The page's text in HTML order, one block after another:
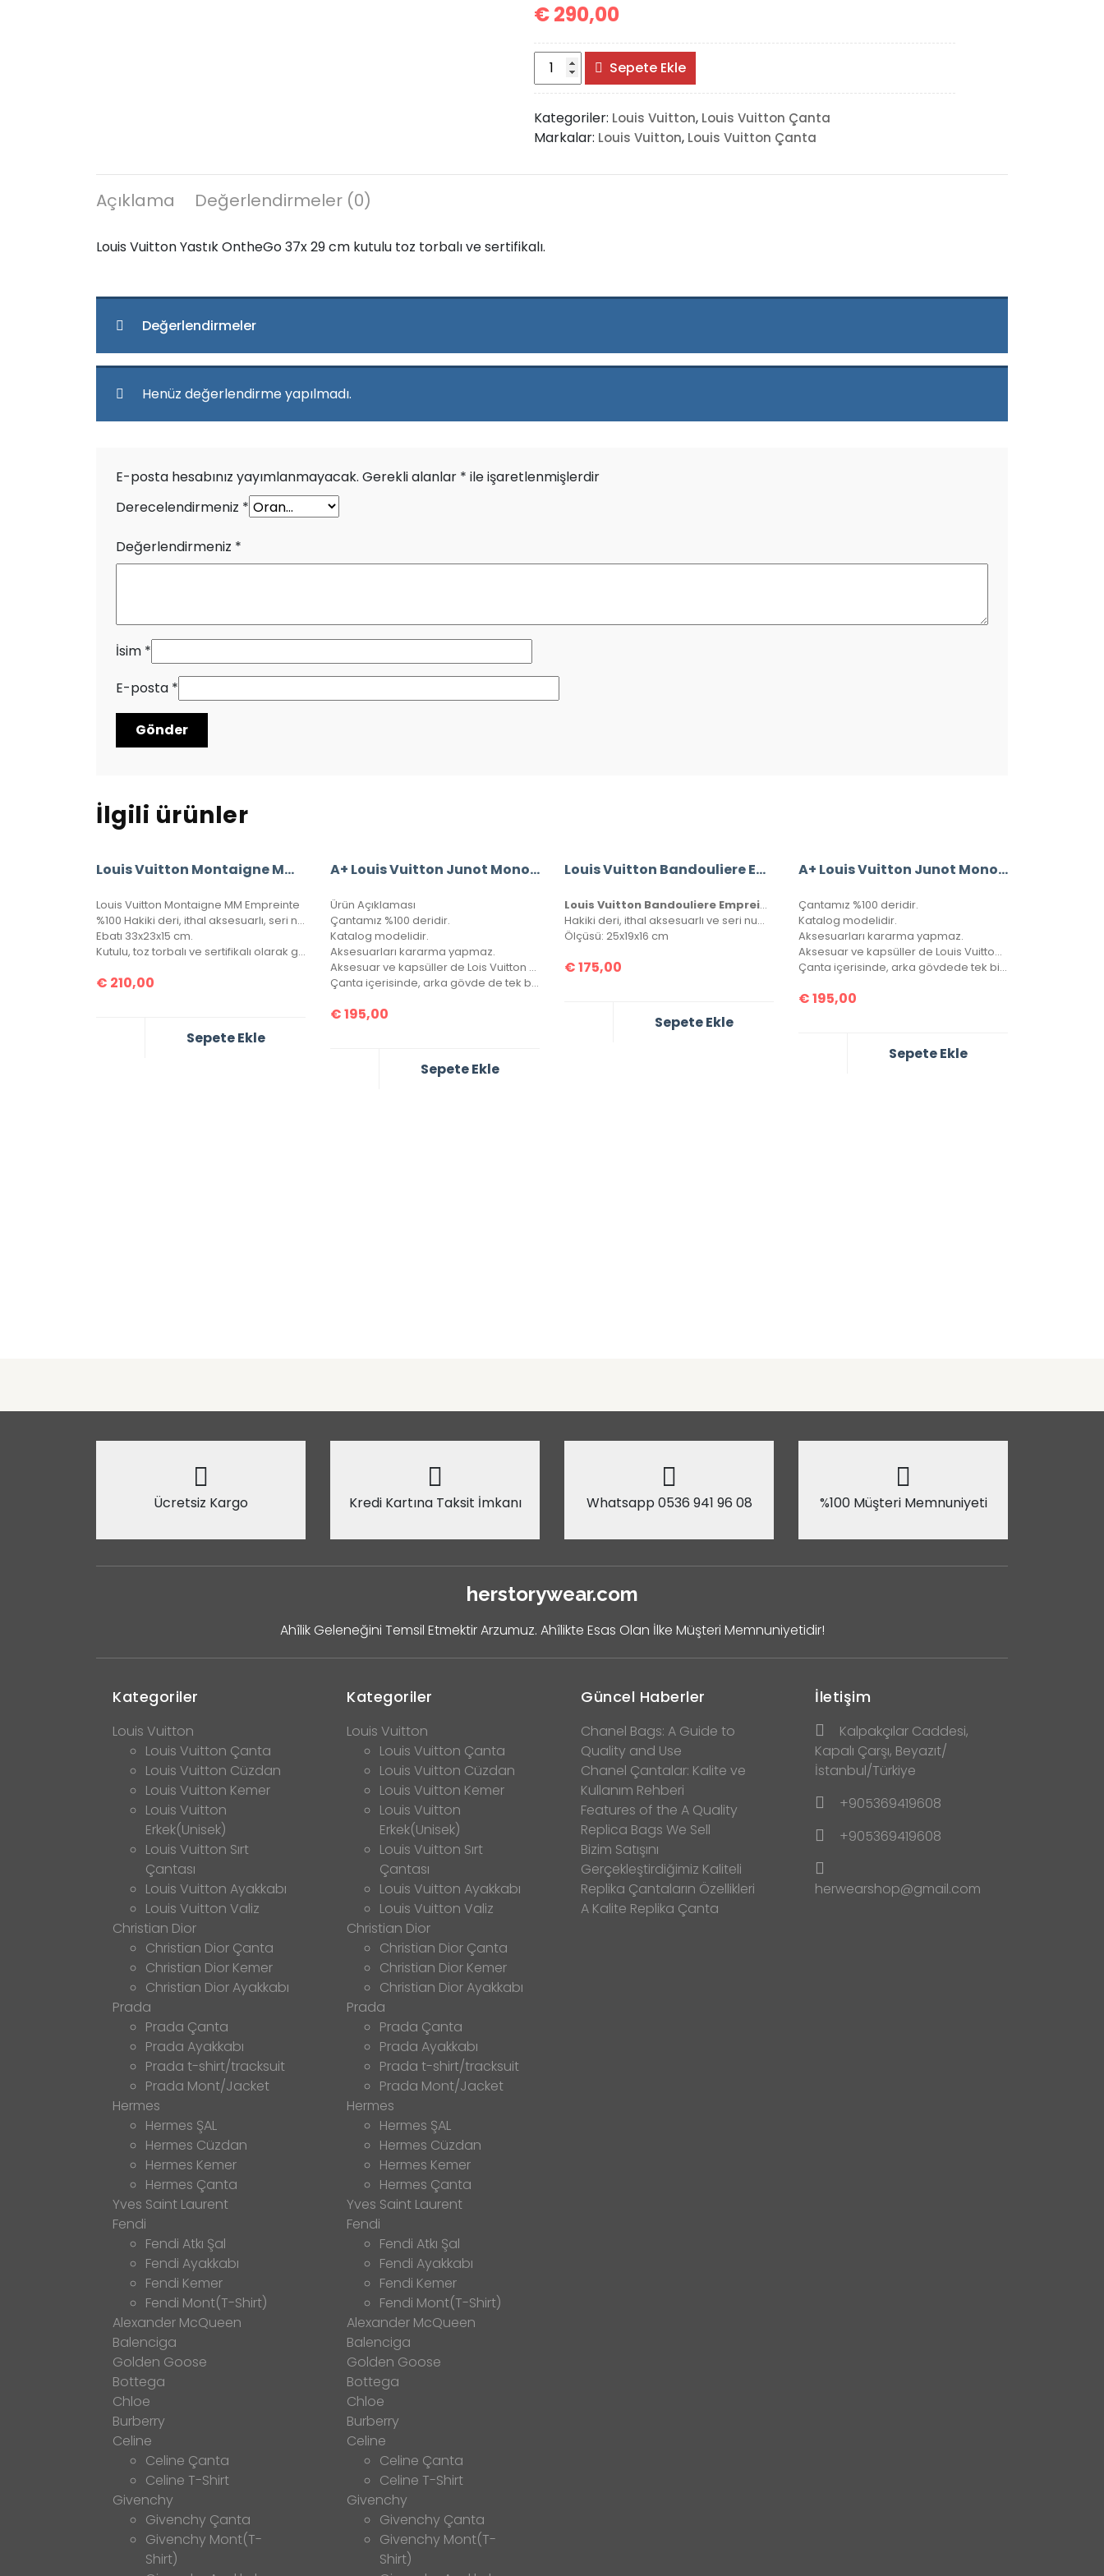
€290,00
Louis
Vuitton
Yastık
OntheGo
adet
Sepete Ekle
Kategoriler: Louis Vuitton, Louis Vuitton Çanta
Markalar: Louis Vuitton, Louis Vuitton Çanta
Açıklama Değerlendirmeler (0)
Louis Vuitton Yastık OntheGo 37x 29 cm kutulu toz torbalı ve sertifikalı.
Değerlendirmeler
Henüz değerlendirme yapılmadı.
E-posta hesabınız yayımlanmayacak. Gerekli alanlar * ile işaretlenmişlerdir
Derecelendirmeniz *
Değerlendirmeniz *
İsim *
E-posta *
İlgili ürünler
Louis Vuitton Montaigne MM Empreinte
Louis Vuitton Montaigne MM Empreinte
%100 Hakiki deri, ithal aksesuarlı, seri numaralı birebir üründür.
Ebatı 33x23x15 cm.
Kutulu, toz torbalı ve sertifikalı olarak gönderilecektir.
€ 210,00
Sepete Ekle
A+ Louis Vuitton Junot Monogram Empreinte Leather
Ürün Açıklaması
Çantamız %100 deridir.
Katalog modelidir.
Aksesuarları kararma yapmaz.
Aksesuar ve kapsüller de Lois Vuitton yazısı mevcuttur.
Çanta içerisinde, arka gövde de tek bir göz bulunmaktadır.
€195,00
Sepete Ekle
Louis Vuitton Bandouliere Empreinte Speedy 25 Cm
Louis Vuitton Bandouliere Empreinte Speedy 25 Cm
Hakiki deri, ithal aksesuarlı ve seri numaralıdır. Orijinalinde kullanılan Monako deri kullanılmıştır. Kutulu, toz torbalı ve sertifikalı olarak gönderilecektir.
Ölçüsü: 25x19x16 cm
€175,00
Sepete Ekle
A+ Louis Vuitton Junot Monogram Empreinte Leather
Çantamız %100 deridir.
Katalog modelidir.
Aksesuarları kararma yapmaz.
Aksesuar ve kapsüller de Louis Vuitton yazısı mevcuttur.
Çanta içerisinde, arka gövdede tek bir göz bulunmaktadır.
€195,00
Sepete Ekle
Ücretsiz Kargo Kredi Kartına Taksit İmkanı Whatsapp 0536 941 96 08 %100 Müşteri Memnuniyeti
herstorywear.com
Ahîlik Geleneğini Temsil Etmektir Arzumuz. Ahîlikte Esas Olan İlke Müşteri Memnuniyetidir!
Kategoriler
Louis Vuitton
Louis Vuitton Çanta
Louis Vuitton Cüzdan
Louis Vuitton Kemer
Louis Vuitton
Erkek(Unisek)
Louis Vuitton Sırt
Çantası
Louis Vuitton Ayakkabı
Louis Vuitton Valiz
Christian Dior
Christian Dior Çanta
Christian Dior Kemer
Christian Dior Ayakkabı
Prada
Prada Çanta
Prada Ayakkabı
Prada t-shirt/tracksuit
Prada Mont/Jacket
Hermes
Hermes ŞAL
Hermes Cüzdan
Hermes Kemer
Hermes Çanta
Yves Saint Laurent
Fendi
Fendi Atkı Şal
Fendi Ayakkabı
Fendi Kemer
Fendi Mont(T-Shirt)
Alexander McQueen
Balenciga
Golden Goose
Bottega
Chloe
Burberry
Celine
Celine Çanta
Celine T-Shirt
Givenchy
Givenchy Çanta
Givenchy Mont(T-
Shirt)
Kategoriler
Louis Vuitton
Louis Vuitton Çanta
Louis Vuitton Cüzdan
Louis Vuitton Kemer
Louis Vuitton
Erkek(Unisek)
Louis Vuitton Sırt
Çantası
Louis Vuitton Ayakkabı
Louis Vuitton Valiz
Christian Dior
Christian Dior Çanta
Christian Dior Kemer
Christian Dior Ayakkabı
Prada
Prada Çanta
Prada Ayakkabı
Prada t-shirt/tracksuit
Prada Mont/Jacket
Hermes
Hermes ŞAL
Hermes Cüzdan
Hermes Kemer
Hermes Çanta
Yves Saint Laurent
Fendi
Fendi Atkı Şal
Fendi Ayakkabı
Fendi Kemer
Fendi Mont(T-Shirt)
Alexander McQueen
Balenciga
Golden Goose
Bottega
Chloe
Burberry
Celine
Celine Çanta
Celine T-Shirt
Givenchy
Givenchy Çanta
Givenchy Mont(T-
Shirt)
Güncel Haberler
Chanel Bags: A Guide to
Quality and Use
Chanel Çantalar: Kalite ve
Kullanım Rehberi
Features of the A Quality
Replica Bags We Sell
Bizim Satışını
Gerçekleştirdiğimiz Kaliteli
Replika Çantaların Özellikleri
A Kalite Replika Çanta
İletişim
Kalpakçılar Caddesi,
Kapalı Çarşı, Beyazıt/
İstanbul/Türkiye
+905369419608
+905369419608
herwearshop@gmail.com